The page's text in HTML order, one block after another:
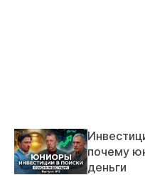
почему
деньги